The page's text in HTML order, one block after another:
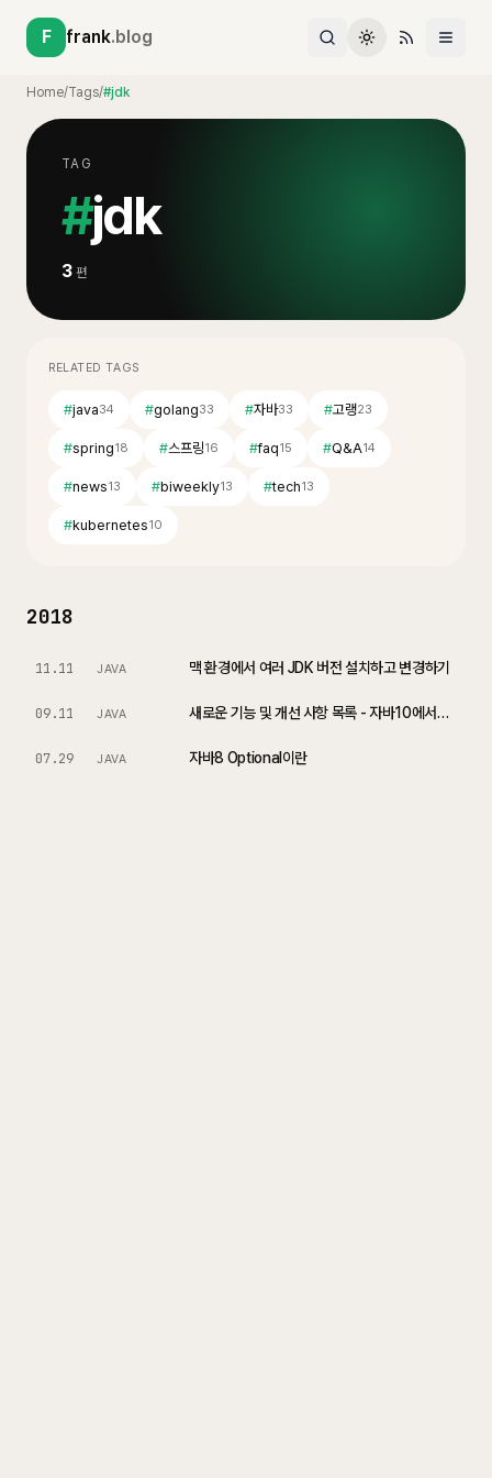
F frank.blog
Home/Tags/#jdk
TAG
#jdk
3 편
RELATED TAGS
#java34 #golang33 #자바33 #고랭23
#spring18 #스프링16 #faq15 #Q&A14
#news13 #biweekly13 #tech13
#kubernetes10
2018
11.11 JAVA 맥 환경에서 여러 JDK 버전 설치하고 변경하기
09.11 JAVA 새로운 기능 및 개선 사항 목록 - 자바10에서의 변화
07.29 JAVA 자바8 Optional이란